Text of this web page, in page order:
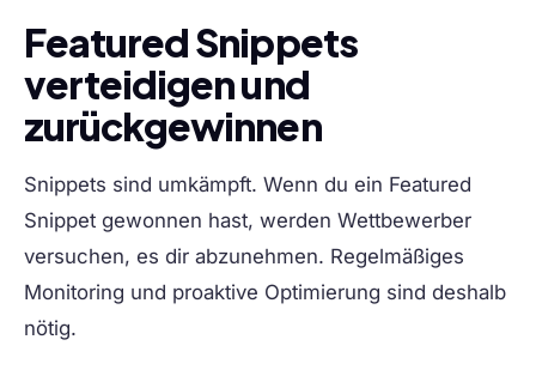
Featured Snippets
verteidigen und
zurückgewinnen
Snippets sind umkämpft. Wenn du ein Featured
Snippet gewonnen hast, werden Wettbewerber
versuchen, es dir abzunehmen. Regelmäßiges
Monitoring und proaktive Optimierung sind deshalb
nötig.